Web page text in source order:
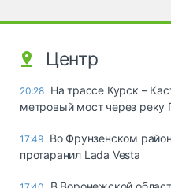
Центр
20:28 На трассе Курск –
метровый мост через реку
17:49 Во Фрунзенском
протаранил Lada Vesta